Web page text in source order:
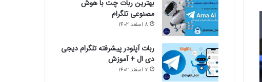
بهترین ربات چت با هوش
مصنوعی تلگرام
8 اسفند 1402
ربات آپلودر پیشرفته تلگرام دیجی
دی ال + آموزش
7 اسفند 1402